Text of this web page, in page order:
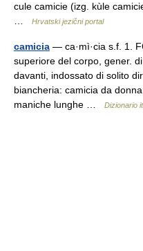
cule camicie (izg. kùle
Hrvatski jezični portal
camicia — ca·mì·cia s.f. 1.
superiore del corpo, gener.
davanti, indossato di solito
biancheria: camicia da
maniche lunghe …
Dizionario